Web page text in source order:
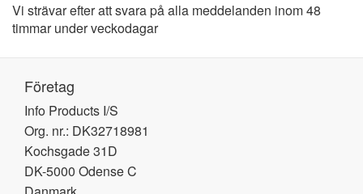
Vi strävar efter att svara på alla meddelanden inom 48
timmar under veckodagar
Företag
Info Products I/S
Org. nr.: DK32718981
Kochsgade 31D
DK-5000 Odense C